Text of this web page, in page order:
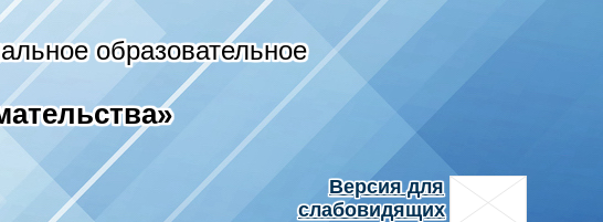
образовательное
Версия для
слабовидящих